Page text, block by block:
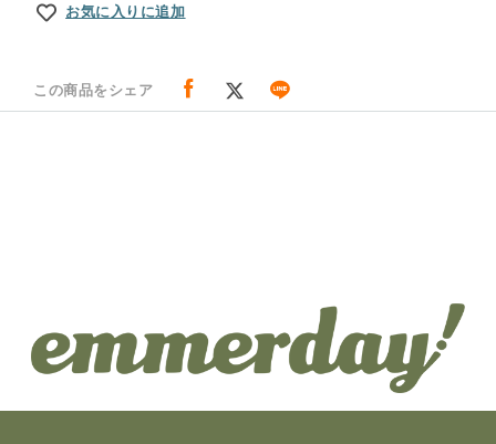
お気に入りに追加
この商品をシェア